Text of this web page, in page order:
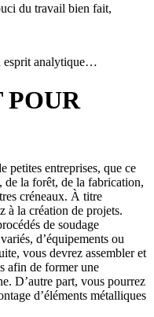
du travail bien fait,
esprit analytique…
POUR
petites entreprises, que ce
de la forêt, de la fabrication,
créneaux. À titre
à la création de projets.
de soudage
d’équipements ou
vous devrez assembler et
afin de former une
D’autre part, vous pourrez
d’éléments métalliques